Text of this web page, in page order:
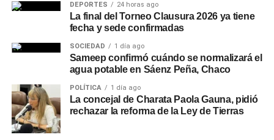
DEPORTES 24 horas ago
La final del Torneo Clausura 2026 ya tiene
fecha y sede confirmadas
SOCIEDAD 1 día ago
Sameep confirmó cuándo se normalizará el
agua potable en Sáenz Peña, Chaco
POLÍTICA 1 día ago
La concejal de Charata Paola Gauna, pidió
rechazar la reforma de la Ley de Tierras